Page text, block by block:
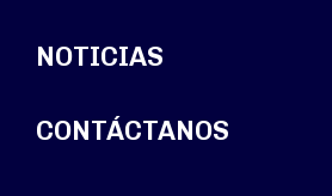
NOTICIAS
CONTÁCTANOS